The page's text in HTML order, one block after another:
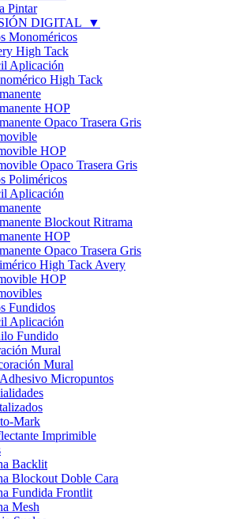
Pintar
DIGITAL
▼
Monoméricos
High Tack
Aplicación
High Tack
HOP
Opaco Trasera Gris
HOP
Opaco Trasera Gris
Poliméricos
Aplicación
Blockout Ritrama
HOP
Opaco Trasera Gris
High Tack Avery
HOP
Fundidos
Aplicación
Fundido
Mural
Mural
Micropuntos
Mark
Imprimible
Backlit
Blockout Doble Cara
Fundida Frontlit
Mesh